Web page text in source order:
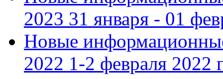
2023 31 января - 01
Новые
2022 1-2 февраля 2022